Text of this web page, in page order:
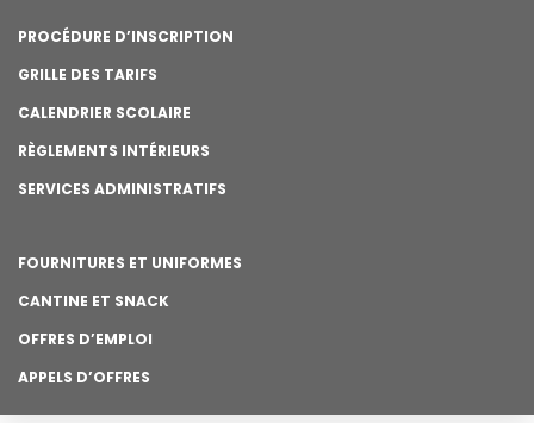
PROCÉDURE D’INSCRIPTION
GRILLE DES TARIFS
CALENDRIER SCOLAIRE
RÈGLEMENTS INTÉRIEURS
SERVICES ADMINISTRATIFS
FOURNITURES ET UNIFORMES
CANTINE ET SNACK
OFFRES D’EMPLOI
APPELS D’OFFRES